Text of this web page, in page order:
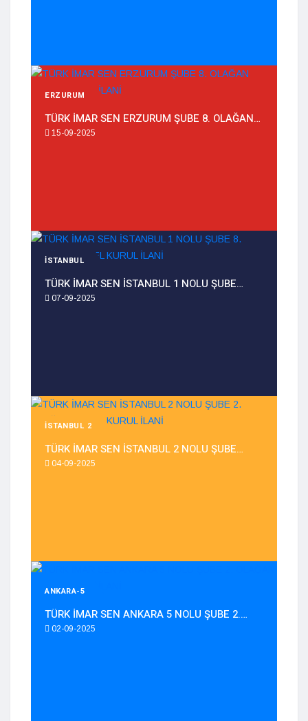
ERZURUM
TÜRK İMAR SEN ERZURUM ŞUBE 8. OLAĞAN…
15-09-2025
İSTANBUL
TÜRK İMAR SEN İSTANBUL 1 NOLU ŞUBE…
07-09-2025
İSTANBUL 2
TÜRK İMAR SEN İSTANBUL 2 NOLU ŞUBE…
04-09-2025
ANKARA-5
TÜRK İMAR SEN ANKARA 5 NOLU ŞUBE 2.…
02-09-2025